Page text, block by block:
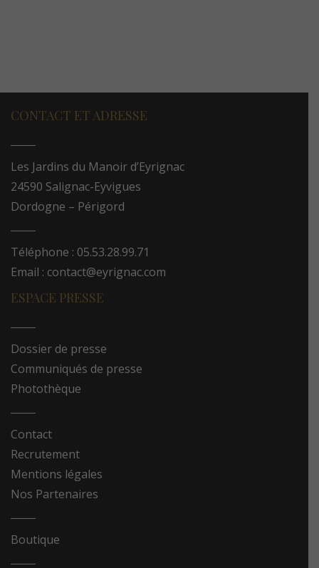
CONTACT ET ADRESSE
Les Jardins du Manoir d’Eyrignac
24590 Salignac-Eyvigues
Dordogne – Périgord
Téléphone : 05.53.28.99.71
Email : contact@eyrignac.com
ESPACE PRESSE
Dossier de presse
Communiqués de presse
Photothèque
Contact
Recrutement
Mentions légales
Nos Partenaires
Boutique